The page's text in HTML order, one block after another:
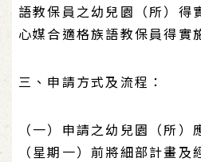
語教保員之幼兒園（所）得
心媒合適格族語教保員得實
三、申請方式及流程：
（一）申請之幼兒園（所
（星期一）前將細部計畫